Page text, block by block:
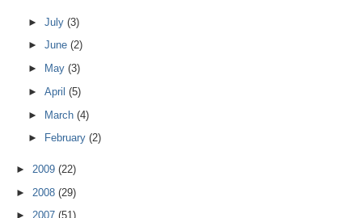
►July(3)
►June(2)
►
May(3)
►April(5)
► March(4)
►
February(2)
► 2009 (22)
► 2008 (29)
► 2007 (51)